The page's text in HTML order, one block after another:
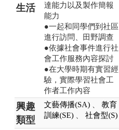
生活
達能力以及製作簡報
能力
●一起和同學們到社區
進行訪問、田野調查
●依據社會事件進行社
會工作服務內容探討
●在大學時期有實習經
驗，實際學習社會工
作者工作內容
興趣
類型
文藝傳播(SA)
教育
訓練(SE)
社會型(S)